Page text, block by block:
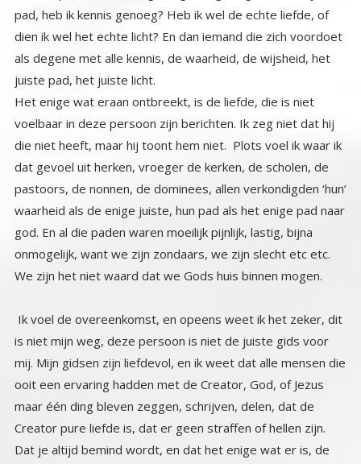
juiste pad, het juiste licht.
Het enige wat eraan ontbreekt, is de liefde, die is niet
voelbaar in deze persoon zijn berichten. Ik zeg niet dat hij
die niet heeft, maar hij toont hem niet. Plots voel ik waar ik
dat gevoel uit herken, vroeger de kerken, de scholen, de
pastoors, de nonnen, de dominees, allen verkondigden ‘hun’
waarheid als de enige juiste, hun pad als het enige pad naar
god. En al die paden waren moeilijk pijnlijk, lastig, bijna
onmogelijk, want we zijn zondaars, we zijn slecht etc etc.
We zijn het niet waard dat we Gods huis binnen mogen.
Ik voel de overeenkomst, en opeens weet ik het zeker, dit
is niet mijn weg, deze persoon is niet de juiste gids voor
mij. Mijn gidsen zijn liefdevol, en ik weet dat alle mensen die
ooit een ervaring hadden met de Creator, God, of Jezus
maar één ding bleven zeggen, schrijven, delen, dat de
Creator pure liefde is, dat er geen straffen of hellen zijn.
Dat je altijd bemind wordt, en dat het enige wat er is, de
universele wetten zijn, en een ervan is dat je dingen die je
ooit uit balans bracht weer in balans moet brengen. Klinkt
eerlijk en juist voor mij. Die straffende jou het moeilijk
makende god is de god van de Matrix, dat is Jahweh, de
demiurg, die het ons zo moeilijk mogelijk zal maken om de